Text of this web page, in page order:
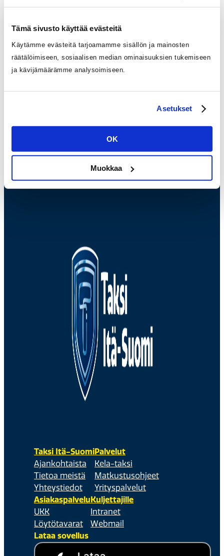
Tämä sivusto käyttää evästeitä
Käytämme evästeitä tarjoamamme sisällön ja mainosten
räätälöimiseen, sosiaalisen median ominaisuuksien tukemiseen
ja kävijämäärämme analysoimiseen.
Asetukset
OK
Muokkaa
Meille töihin
Asiakaspalvelu
Anna palautetta
kuljettajille
KURSSIPOLKU
Taksi Itä-Suomi
Ajankohtaista
Tietoa meistä
Yhteystiedot
Palvelut
Kela-taksi
Matkustusohjeet
Yrityspalvelut
Asiakaspalvelu
UKK
Löytötavarat
Kuljettajille
Intranet
Webmail
Lataa sovellus